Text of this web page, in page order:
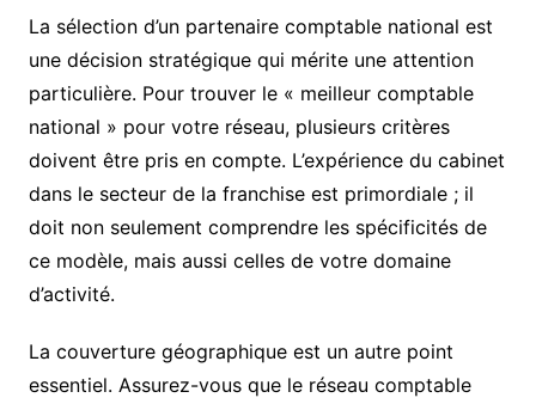
La sélection d’un partenaire comptable national est
une décision stratégique qui mérite une attention
particulière. Pour trouver le « meilleur comptable
national » pour votre réseau, plusieurs critères
doivent être pris en compte. L’expérience du cabinet
dans le secteur de la franchise est primordiale ; il
doit non seulement comprendre les spécificités de
ce modèle, mais aussi celles de votre domaine
d’activité.
La couverture géographique est un autre point
essentiel. Assurez-vous que le réseau comptable